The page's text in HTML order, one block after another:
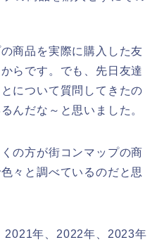
商品を実際に購入した友
らです。でも、先日友達
について質問してきたの
んだな～と思いました。
の方が街コンマップの商
々と調べているのだと思
2021年、2022年、2023年